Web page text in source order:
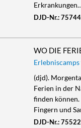
DJD-Nr.: 75744
WO DIE
(djd).
Ferien in der
finden
Fingern und
DJD-Nr.: 75522